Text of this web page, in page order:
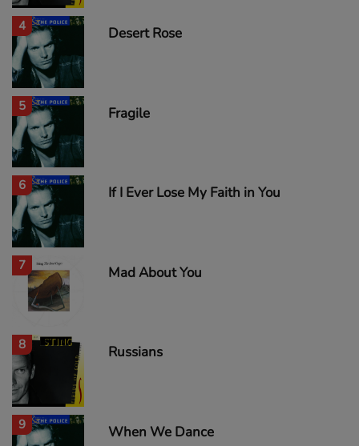
4 Desert Rose
5 Fragile
6 If I Ever Lose My Faith in You
7 Mad About You
8 Russians
9 When We Dance